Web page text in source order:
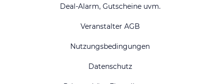
Deal-Alarm, Gutscheine uvm.
Veranstalter AGB
Nutzungsbedingungen
Datenschutz